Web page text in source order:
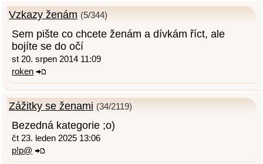
Vzkazy ženám (5/344)
Sem pište co chcete ženám a dívkám říct, ale
bojíte se do očí
st 20. srpen 2014 11:09
roken
Zážitky se ženami (34/2119)
Bezedná kategorie ;o)
čt 23. leden 2025 13:06
p!p@